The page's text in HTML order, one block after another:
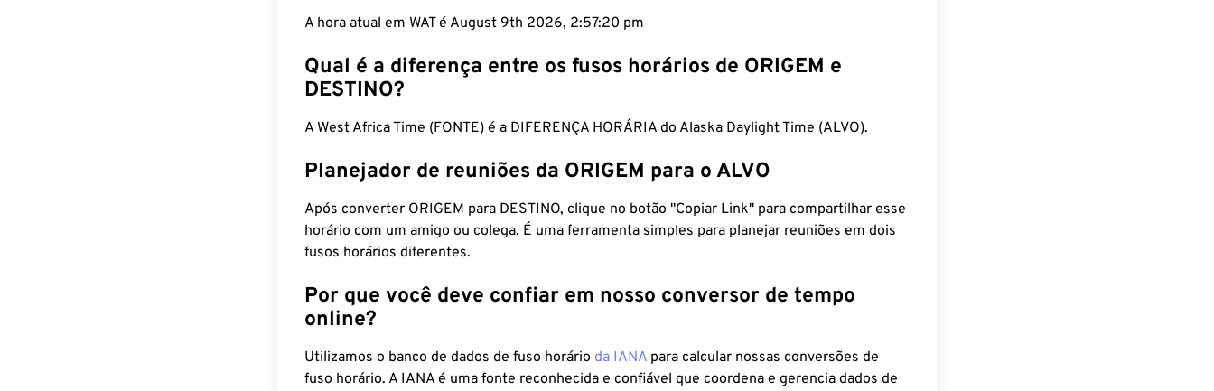
A hora atual em WAT é August 9th 2026, 2:57:21 pm
Qual é a diferença entre os fusos horários de ORIGEM e
DESTINO?
A West Africa Time (FONTE) é a DIFERENÇA HORÁRIA do Alaska Daylight Time (ALVO).
Planejador de reuniões da ORIGEM para o ALVO
Após converter ORIGEM para DESTINO, clique no botão "Copiar Link" para compartilhar esse
horário com um amigo ou colega. É uma ferramenta simples para planejar reuniões em dois
fusos horários diferentes.
Por que você deve confiar em nosso conversor de tempo
online?
Utilizamos o banco de dados de fuso horário da IANA para calcular nossas conversões de
fuso horário. A IANA é uma fonte reconhecida e confiável que coordena e gerencia dados de